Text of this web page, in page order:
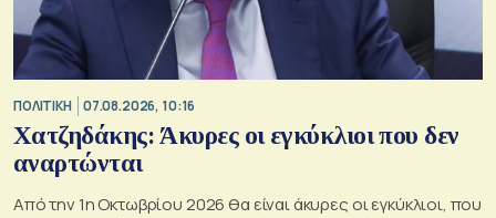
ΠΟΛΙΤΙΚΗ 07.08.2026, 10:16
Χατζηδάκης: Άκυρες οι εγκύκλιοι που δεν
αναρτώνται
Από την 1η Οκτωβρίου 2026 θα είναι άκυρες οι εγκύκλιοι, που